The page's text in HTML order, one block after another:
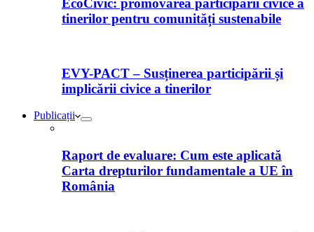
EcoCivic: promovarea participării civice a
tinerilor pentru comunități sustenabile
EVY-PACT – Susținerea participării și
implicării civice a tinerilor
Publicații
Raport de evaluare: Cum este aplicată
Carta drepturilor fundamentale a UE în
România